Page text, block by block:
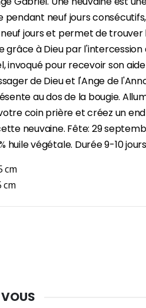
Une bougie 150 gr et votre Prière déposées à Lourdes
€10.00 €7.00
-20%
Eau de Lourdes 1 Litre
€12.00 €9.60
Déposez votre Neuvaine à Lourdes
pendant neuf jours
jours et permet de trouver
grâce à Dieu par l'intercession
invoqué pour recevoir son
de Dieu et l'Ange de
au dos de la bougie.
coin prière et créez un
neuvaine. Fête: 29
huile végétale. Durée 9-10
cm
cm